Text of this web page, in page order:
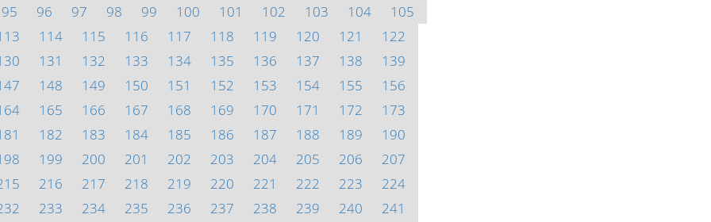
95
96 97 98 99 100 101 102 103 104
105
114 115 116 117 118 119 120 121
122
131 132 133 134 135 136 137 138
139
148 149 150 151 152 153 154 155
156
165 166 167 168 169 170 171 172
173
182 183 184 185 186 187 188 189
190
199 200 201 202 203 204 205 206
207
216 217 218 219 220 221 222 223
224
233 234 235 236 237 238 239 240 241